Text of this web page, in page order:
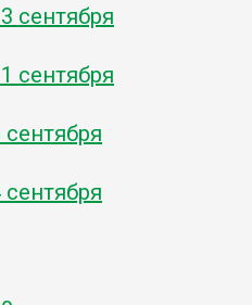
сентября
сентября